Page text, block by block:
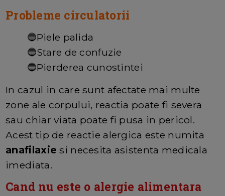
Probleme circulatorii
🔵Piele palida
🔵Stare de confuzie
🔵Pierderea cunostintei
In cazul in care sunt afectate mai multe
zone ale corpului, reactia poate fi severa
sau chiar viata poate fi pusa in pericol.
Acest tip de reactie alergica este numita
anafilaxiesi necesita asistenta medicala
imediata.
Cand nu este o alergie alimentara